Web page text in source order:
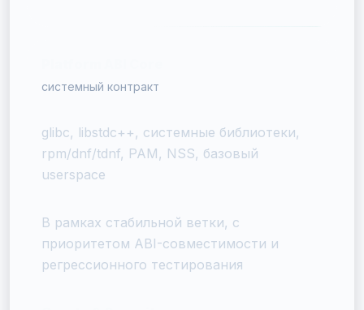
системный контракт
glibc, libstdc++, системные библиотеки,
rpm/dnf/tdnf, PAM, NSS, базовый
userspace
В рамках стабильной ветки, с
приоритетом ABI-совместимости и
регрессионного тестирования